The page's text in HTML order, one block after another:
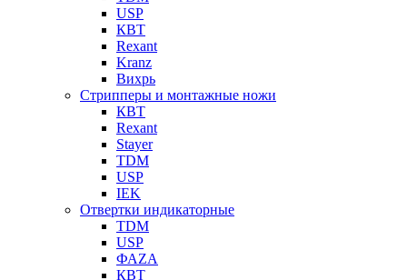
USP
КВТ
Rexant
Kranz
Вихрь
Стрипперы и монтажные ножи
КВТ
Rexant
Stayer
TDM
USP
IEK
Отвертки индикаторные
TDM
USP
ФАZА
КВТ